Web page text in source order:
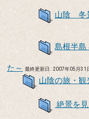
山陰 冬
島根半島
た～ 最終更新日 : 2007年05月31
山陰の旅・
絶景を